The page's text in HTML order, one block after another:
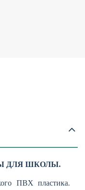
ДЛЯ ШКОЛЫ.
ПВХ пластика.